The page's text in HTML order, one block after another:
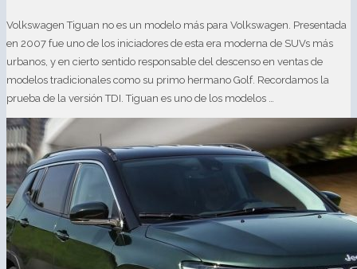
Volkswagen Tiguan no es un modelo más para Volkswagen. Presentada
en 2007 fue uno de los iniciadores de esta era moderna de SUVs más
urbanos, y en cierto sentido responsable del descenso en ventas de
modelos tradicionales como su primo hermano Golf. Recordamos la
prueba de la versión TDI. Tiguan es uno de los modelos …